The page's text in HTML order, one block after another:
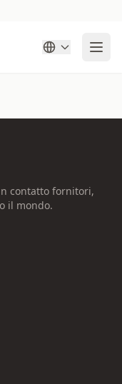
contatto fornitori,
il mondo.